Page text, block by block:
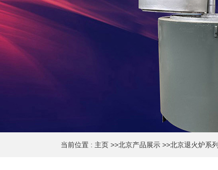
当前位置 : 主页 >>北京产品展示 >>北京退火炉系列